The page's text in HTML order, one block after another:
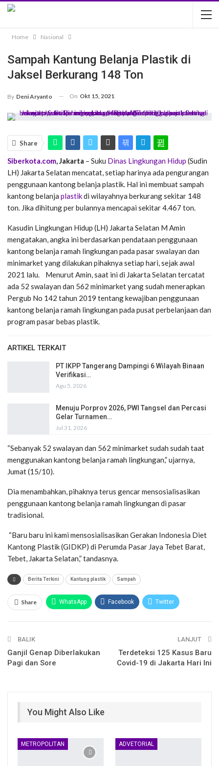
Home Nasional
Sampah Kantung Belanja Plastik di
Jaksel Berkurang 148 Ton
By Deni Aryanto On Okt 15, 2021
Share
Siberkota.com, Jakarta – Suku Dinas Lingkungan Hidup (Sudin
LH) Jakarta Selatan mencatat, setiap harinya ada pengurangan
penggunaan kantong belanja plastik. Hal ini membuat sampah
kantong belanja plastikdi wilayahnya berkurang sekitar 148
ton. Jika dihitung per bulannya mencapai sekitar 4.467 ton.
Kasudin Lingkungan Hidup (LH) Jakarta Selatan M Amin
mengatakan, angka ini berdasarkan pendataan penggunaan
kantong belanja ramah lingkungan pada pasar swalayan dan
minimarket yang dilakukan pihaknya setiap hari, sejak awal
2021 lalu. Menurut Amin, saat ini di Jakarta Selatan tercatat
ada 52 swalayan dan 562 minimarket yang sudah menerapkan
Pergub No 142 tahun 2019 tentang kewajiban penggunaan
kantong belanja ramah lingkungan pada pusat perbelanjaan dan
program pasar bebas plastik.
ARTIKEL TERKAIT
PT IKPP Tangerang Dampingi 6 Wilayah Binaan
Verifikasi…
Agu 5, 2026
Menuju Porprov 2026, PWI Tangsel dan Percasi
Gelar Turnamen…
Jul 31, 2026
“Sebanyak 52 swalayan dan 562 minimarket sudah sudah taat
menggunakan kantong belanja ramah lingkungan,” ujarnya,
Jumat (15/10).
Dia menambahkan, pihaknya terus gencar mensosialisasikan
penggunaan kantong belanja ramah lingkungan di pasar
tradisional.
“Baru baru ini kami mensosialisasikan Gerakan Indonesia Diet
Kantong Plastik (GIDKP) di Perumda Pasar Jaya Tebet Barat,
Tebet, Jakarta Selatan,” tandasnya.
Berita Terkini Kantung plastik Sampah
Share WhatsApp Facebook Twitter
LINE
BALIK
Ganjil Genap Diberlakukan
Pagi dan Sore
LANJUT
Terdeteksi 125 Kasus Baru
Covid-19 di Jakarta Hari Ini
You Might Also Like
METROPOLITAN ADVETORIAL